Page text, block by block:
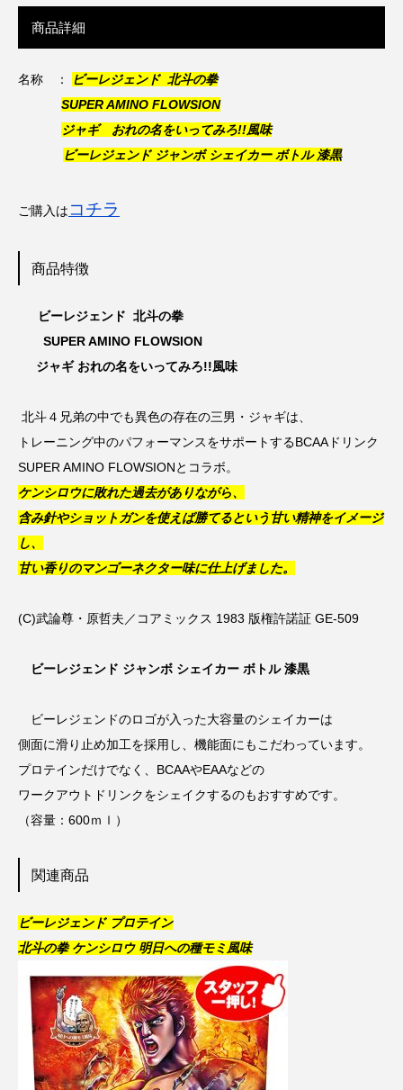
商品詳細
名称 ：
ビーレジェンド 北斗の拳
SUPER AMINO FLOWSION
ジャギ おれの名をいってみろ!!風味
ビーレジェンド ジャンボ シェイカー ボトル 漆黒
ご購入は コチラ
商品特徴
ビーレジェンド 北斗の拳
SUPER AMINO FLOWSION
ジャギ おれの名をいってみろ!!風味
北斗４兄弟の中でも異色の存在の三男・ジャギは、
トレーニング中のパフォーマンスをサポートするBCAAドリンク
SUPER AMINO FLOWSIONとコラボ。
ケンシロウに敗れた過去がありながら、
含み針やショットガンを使えば勝てるという甘い精神をイメージ
し、
甘い香りのマンゴーネクター味に仕上げました。
(C)武論尊・原哲夫／コアミックス 1983 版権許諾証 GE-509
ビーレジェンド ジャンボ シェイカー ボトル 漆黒
ビーレジェンドのロゴが入った大容量のシェイカーは
側面に滑り止め加工を採用し、機能面にもこだわっています。
プロテインだけでなく、BCAAやEAAなどの
ワークアウトドリンクをシェイクするのもおすすめです。
（容量：600ｍｌ）
関連商品
ビーレジェンド プロテイン
北斗の拳 ケンシロウ 明日への種モミ風味